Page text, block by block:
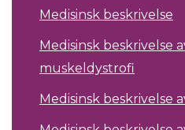
Medisinsk beskrivelse
Medisinsk beskrivelse
muskeldystrofi
Medisinsk beskrivelse